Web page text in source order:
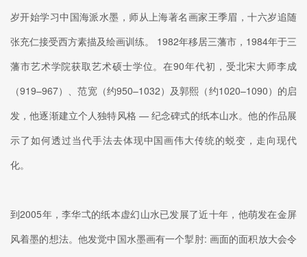
岁开始学习中国海派水墨，师从上海著名画家王季眉，十六岁追随
张充仁接受西方素描及绘画训练。 1982年移居三藩市，1984年于三
藩市艺术学院获取艺术硕士学位。在90年代初，受北宋大师李成
（919–967）、范宽（约950–1032）及郭熙（约1020–1090）的启
发，他逐渐建立个人独特风格 — 纪念碑式的纸本山水。他的作品展
示了如何透过当代手法去体现中国画伟大传统的蜕变，走向现代
化。
到2005年，李华弌的纸本虚幻山水已发展了近十年，他萌发在金屏
风着墨的想法。他发觉中国水墨画有一个掣肘: 画面的面积放大会令